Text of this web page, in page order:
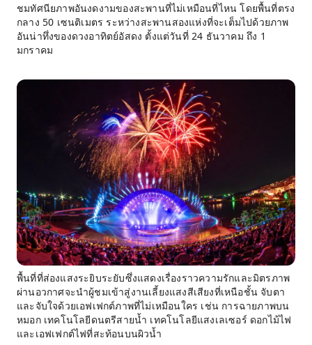
ชมทัศนียภาพอันงดงามของสะพานที่ไม่เหมือนที่ไหน โดยพื้นที่ตรง
กลาง 50 เซนติเมตร ระหว่างสะพานสองแห่งที่จะเต็มไปด้วยภาพ
อันน่าทึ่งของดวงอาทิตย์อัสดง ตั้งแต่วันที่ 24 ธันวาคม ถึง 1
มกราคม
พื้นที่ที่ส่องแสงระยิบระยับซึ่งแสดงเรื่องราวความรักและมิตรภาพ
ผ่านอวกาศจะนำผู้ชมเข้าสู่งานเลี้ยงแสงสีเสียงที่เหนือชั้น จับตา
และจับใจด้วยเอฟเฟกต์ภาพที่ไม่เหมือนใคร เช่น การฉายภาพบน
หมอก เทคโนโลยีดนตรีสายน้ำ เทคโนโลยีแสงเลเซอร์ ดอกไม้ไฟ
และเอฟเฟกต์ไฟที่สะท้อนบนผิวน้ำ